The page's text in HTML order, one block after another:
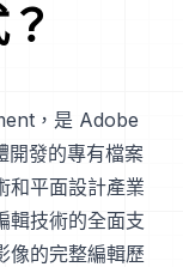
，是 Adobe
發的專有檔案
和平面設計產業
輯技術的全面支
像的完整編輯歷